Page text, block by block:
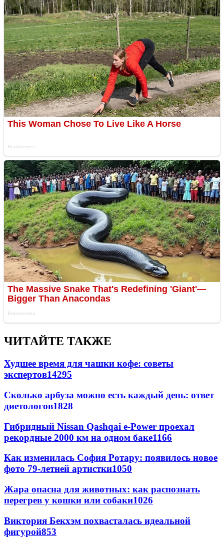
ЧИТАЙТЕ ТАКЖЕ
Худшее время для чашки кофе: советы
экспертов14295
Сколько арбуза можно есть каждый день: ответ
диетологов1828
Гибридный Nissan Qashqai e-Power проехал
рекордные 2000 км на одном баке1166
Как изменилась София Ротару: появилось новое
фото 79-летней артистки1050
Жара опасна для животных: как распознать
перегрев у кошки или собаки1026
Виктория Бекхэм похвасталась идеальной
фигурой853